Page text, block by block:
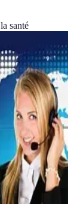
santé